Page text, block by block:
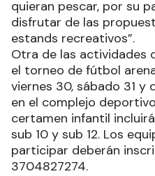
quieran pescar, por su
disfrutar de las
estands recreativos”.
Otra de las actividades
el torneo de fútbol
viernes 30, sábado 31 y
en el complejo
certamen infantil
sub 10 y sub 12. Los
participar deberán
3704827274.